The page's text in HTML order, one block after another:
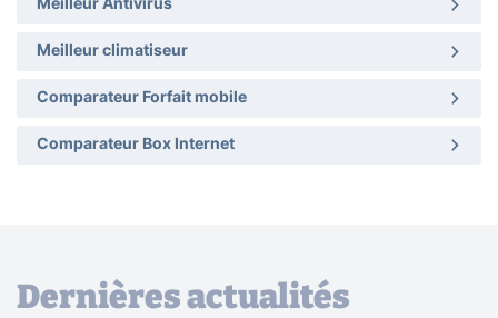
Meilleur Antivirus
Meilleur climatiseur
Comparateur Forfait mobile
Comparateur Box Internet
Dernières actualités